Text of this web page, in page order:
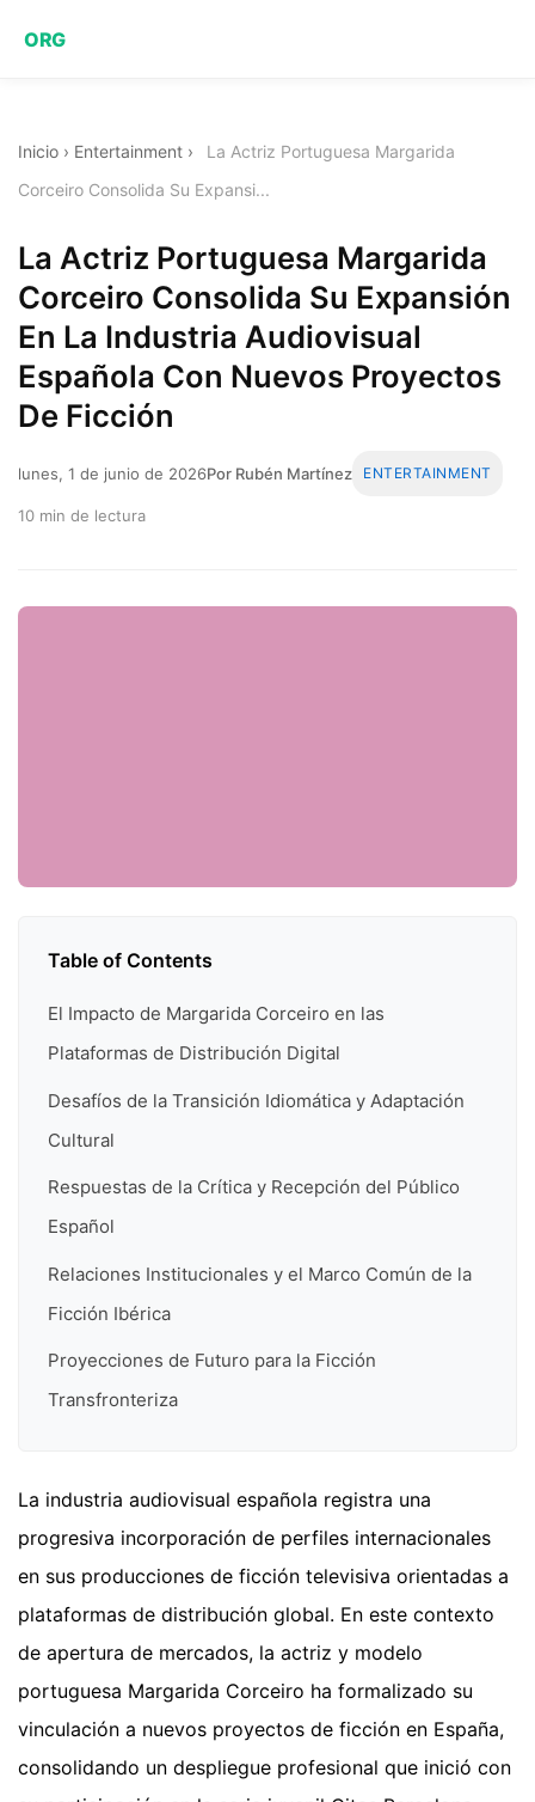
ORG
Inicio › Entertainment ›
La Actriz Portuguesa Margarida
Corceiro Consolida Su Expansi...
La Actriz Portuguesa Margarida
Corceiro Consolida Su Expansión
En La Industria Audiovisual
Española Con Nuevos Proyectos
De Ficción
lunes, 1 de junio de 2026Por Rubén Martínez ENTERTAINMENT
10 min de lectura
Table of Contents
El Impacto de Margarida Corceiro en las
Plataformas de Distribución Digital
Desafíos de la Transición Idiomática y Adaptación
Cultural
Respuestas de la Crítica y Recepción del Público
Español
Relaciones Institucionales y el Marco Común de la
Ficción Ibérica
Proyecciones de Futuro para la Ficción
Transfronteriza
La industria audiovisual española registra una
progresiva incorporación de perfiles internacionales
en sus producciones de ficción televisiva orientadas a
plataformas de distribución global. En este contexto
de apertura de mercados, la actriz y modelo
portuguesa Margarida Corceiro ha formalizado su
vinculación a nuevos proyectos de ficción en España,
consolidando un despliegue profesional que inició con